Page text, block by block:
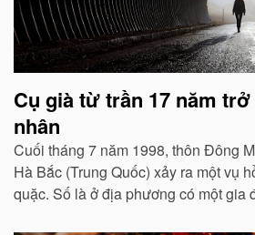
Cụ già từ trần 17 năm
nhân
Cuối tháng 7 năm 1998, thôn Đông
Hà Bắc (Trung Quốc) xảy ra một vụ
quặc. Số là ở địa phương có một gia